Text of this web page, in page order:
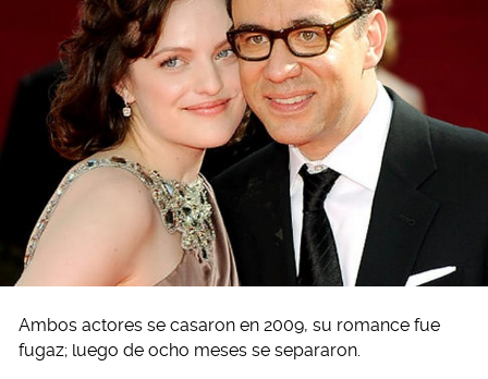
Ambos actores se casaron en 2009, su romance fue
fugaz; luego de ocho meses se separaron.